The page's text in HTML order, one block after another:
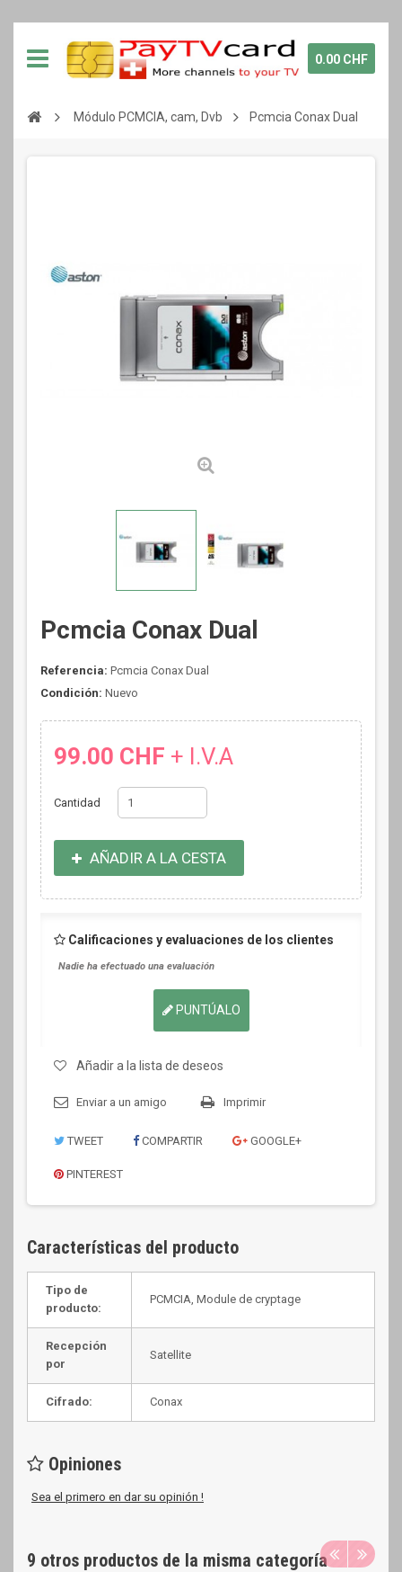
0.00 CHF
Módulo PCMCIA, cam, Dvb Pcmcia Conax Dual
Pcmcia Conax Dual
Referencia: Pcmcia Conax Dual
Condición: Nuevo
99.00 CHF + I.V.A
Cantidad
AÑADIR A LA CESTA
Calificaciones y evaluaciones de los clientes
Nadie ha efectuado una evaluación
PUNTÚALO
Añadir a la lista de deseos
Enviar a un amigo Imprimir
TWEET COMPARTIR GOOGLE+
PINTEREST
Características del producto
Tipo de
producto:
PCMCIA, Module de cryptage
Recepción
por
Satellite
Cifrado: Conax
Opiniones
Sea el primero en dar su opinión !
9 otros productos de la misma categoría